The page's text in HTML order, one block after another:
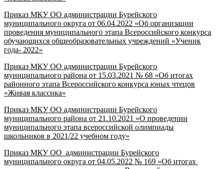
Приказ МКУ ОО администрации Бурейского
муниципального округа от 06.04.2022 «Об организации
проведения муниципального этапа Всероссийского конкурса
обучающихся общеобразовательных учреждений «Ученик
года- 2022»
Приказ МКУ ОО администрации Бурейского
муниципального района от 15.03.2021 № 68 «Об итогах
районного этапа Всероссийского конкурса юных чтецов
«Живая классика»
Приказ МКУ ОО администрации Бурейского
муниципального района от 21.10.2021 «О проведении
муниципального этапа всероссийской олимпиады
школьников в 2021/22 учебном году»
Приказ МКУ ОО администрации Бурейского
муниципального округа от 04.05.2022 № 169 «Об итогах